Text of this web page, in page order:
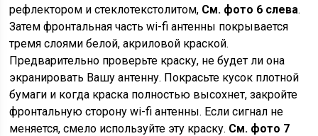
рефлектором и стеклотекстолитом, См. фото 6 слева.
Затем фронтальная часть wi-fi антенны покрывается
тремя слоями белой, акриловой краской.
Предварительно проверьте краску, не будет ли она
экранировать Вашу антенну. Покрасьте кусок плотной
бумаги и когда краска полностью высохнет, закройте
фронтальную сторону wi-fi антенны. Если сигнал не
меняется, смело используйте эту краску. См. фото 7